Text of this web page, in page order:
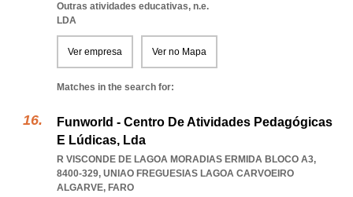
Outras atividades educativas, n.e.
LDA
Ver empresa Ver no Mapa
Matches in the search for:
Funworld - Centro De Atividades Pedagógicas
E Lúdicas, Lda
R VISCONDE DE LAGOA MORADIAS ERMIDA BLOCO A3,
8400-329, UNIAO FREGUESIAS LAGOA CARVOEIRO
ALGARVE, FARO